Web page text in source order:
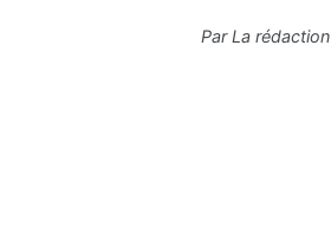
ParLa rédaction